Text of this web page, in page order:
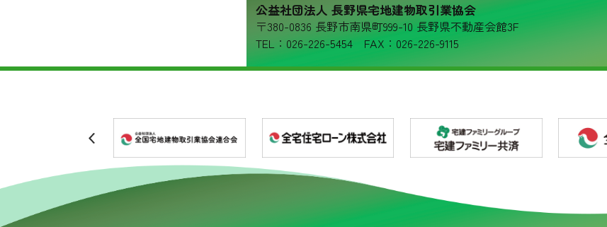
公益社団法人 長野県宅地建物取引業協会
〒380-0836 長野市南県町999-10 長野県不動産会館3F
TEL：026-226-5454 FAX：026-226-9115